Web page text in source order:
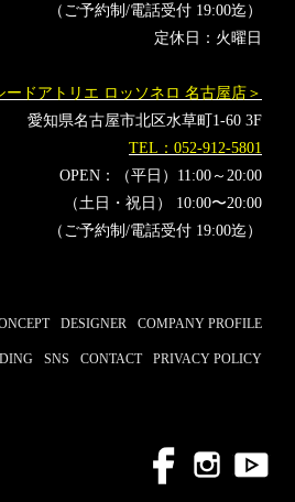
（ご予約制/電話受付 19:00迄）
定休日：火曜日
ードアトリエ ロッソネロ 名古屋店＞
愛知県名古屋市北区水草町1-60 3F
TEL：052-912-5801
OPEN：（平日）11:00～20:00
（土日・祝日） 10:00〜20:00
（ご予約制/電話受付 19:00迄）
DESIGNER COMPANY PROFILE
SNS CONTACT PRIVACY POLICY